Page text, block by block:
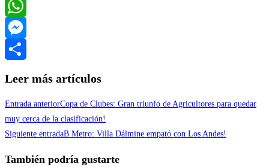
Twitter
WhatsApp
Messenger
Leer más artículos
Entrada anteriorCopa de Clubes: Gran triunfo de Agricultores para quedar
muy cerca de la clasificación!
Siguiente entradaB Metro: Villa Dálmine empató con Los Andes!
También podría gustarte